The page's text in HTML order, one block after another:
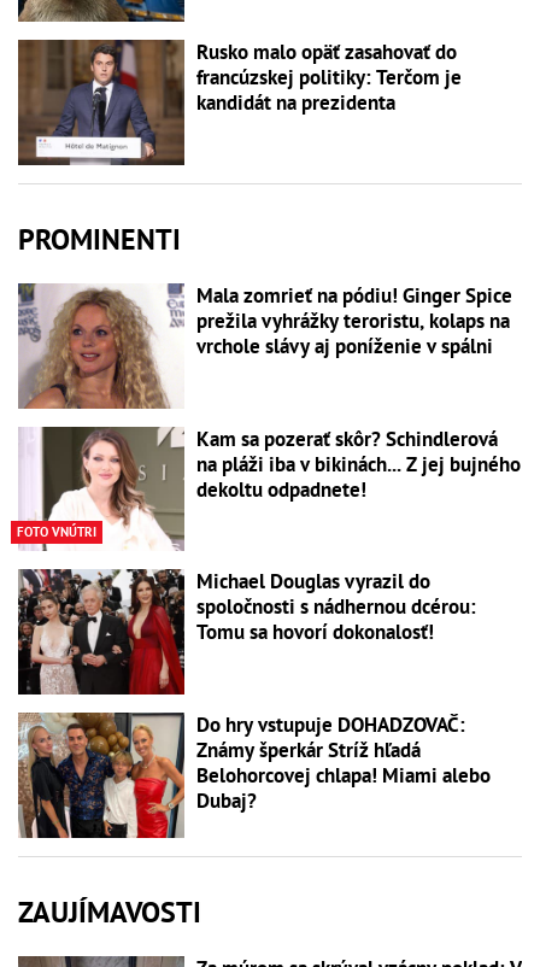
Rusko malo opäť zasahovať do
francúzskej politiky: Terčom je
kandidát na prezidenta
PROMINENTI
Mala zomrieť na pódiu! Ginger Spice
prežila vyhrážky teroristu, kolaps na
vrchole slávy aj poníženie v spálni
FOTO VNÚTRI
Kam sa pozerať skôr? Schindlerová
na pláži iba v bikinách... Z jej bujného
dekoltu odpadnete!
Michael Douglas vyrazil do
spoločnosti s nádhernou dcérou:
Tomu sa hovorí dokonalosť!
Do hry vstupuje DOHADZOVAČ:
Známy šperkár Stríž hľadá
Belohorcovej chlapa! Miami alebo
Dubaj?
ZAUJÍMAVOSTI